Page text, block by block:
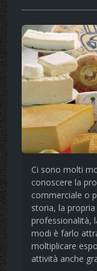
Ci sono molti
conoscere la
commerciale o
storia, la
professionalità,
modi è farlo
moltiplicare
attività anche